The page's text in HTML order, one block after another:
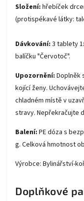
Složení: hřebíček
(protispékavé látky:
Dávkování: 3 tablety
balíčku "Červotoč".
Upozornění: Doplněk
kojící ženy.
chladném místě v
stravy. Nepřekračujte
Balení: PE dóza s
g. Celková hmotnost
Výrobce: Bylinářství-
Doplňkové